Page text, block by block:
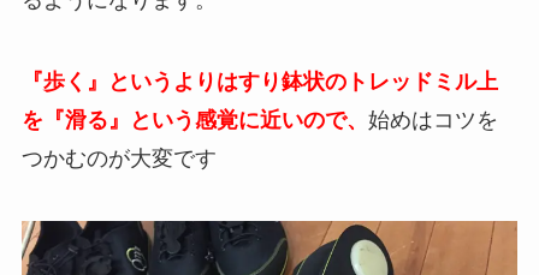
『歩く』というよりはすり鉢状のトレッドミル上
を『滑る』という感覚に近いので、 始めはコツを
つかむのが大変です